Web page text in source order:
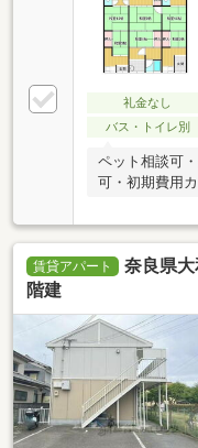
礼金なし
バス・トイレ別
ペット相談可
可・初期費用
賃貸アパート
奈良県
階建